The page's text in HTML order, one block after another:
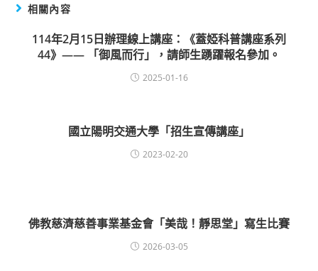
相關內容
114年2月15日辦理線上講座：《蓋婭科普講座系列
44》—— 「御風而行」，請師生踴躍報名參加。
2025-01-16
國立陽明交通大學「招生宣傳講座」
2023-02-20
佛教慈濟慈善事業基金會「美哉！靜思堂」寫生比賽
2026-03-05